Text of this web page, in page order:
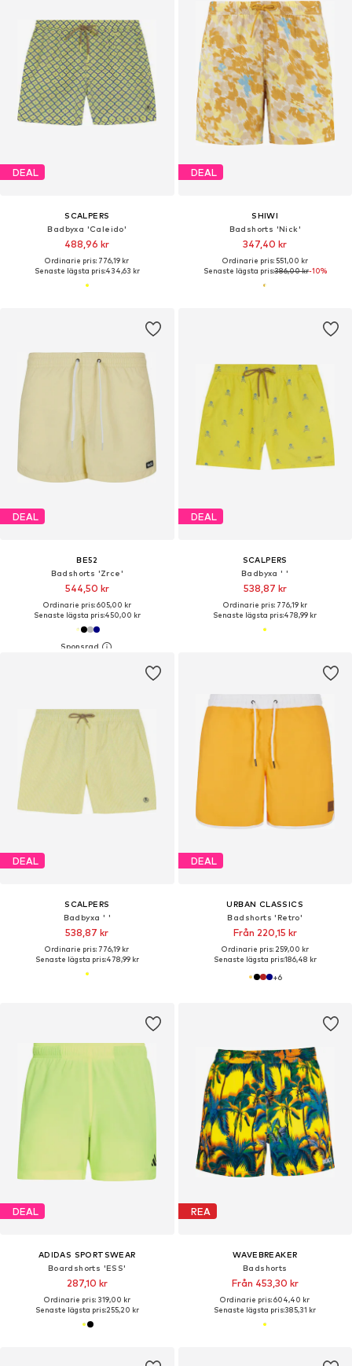
DEAL
SCALPERS
Badbyxa 'Caleido'
488,96 kr
Ordinarie pris: 776,19 kr
Senaste lägsta pris:434,63 kr
DEAL
SHIWI
Badshorts 'Nick'
347,40 kr
Ordinarie pris: 551,00 kr
Senaste lägsta pris:386,00 kr-10%
DEAL
BE52
Badshorts 'Zrce'
544,50 kr
Ordinarie pris: 605,00 kr
Senaste lägsta pris:450,00 kr
DEAL
SCALPERS
Badbyxa ' '
538,87 kr
Ordinarie pris: 776,19 kr
Senaste lägsta pris:478,99 kr
DEAL
SCALPERS
Badbyxa ' '
538,87 kr
Ordinarie pris: 776,19 kr
Senaste lägsta pris:478,99 kr
DEAL
URBAN CLASSICS
Badshorts 'Retro'
Från 220,15 kr
Ordinarie pris: 259,00 kr
Senaste lägsta pris:186,48 kr
+6
DEAL
ADIDAS SPORTSWEAR
Boardshorts 'ESS'
287,10 kr
Ordinarie pris: 319,00 kr
Senaste lägsta pris:255,20 kr
REA
WAVEBREAKER
Badshorts
Från 453,30 kr
Ordinarie pris: 604,40 kr
Senaste lägsta pris:385,31 kr